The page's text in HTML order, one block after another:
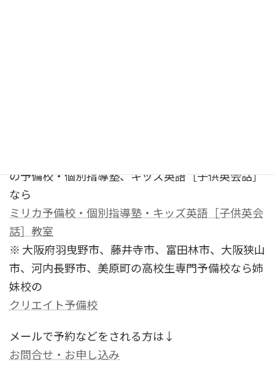
の予備校・個別指導塾、キッズ英語［子供英会話］
なら
ミリカ予備校・個別指導塾・キッズ英語［子供英会
話］教室
※ 大阪府羽曳野市、藤井寺市、富田林市、大阪狭山
市、河内長野市、美原町の高校生専門予備校なら姉
妹校の
クリエイト予備校
メールで予約などをされる方は↓
お問合せ・お申し込み